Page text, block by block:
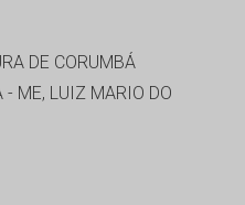
DE CORUMBÁ
- ME, LUIZ MARIO DO